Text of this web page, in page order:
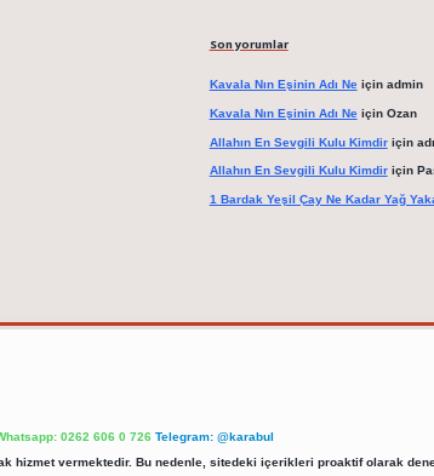
Son yorumlar
Kavala Nın Eşinin Adı Neiçin admin
Kavala Nın Eşinin Adı Neiçin Ozan
Allahın En Sevgili Kulu Kimdiriçin
Allahın En Sevgili Kulu Kimdiriçin
1 Bardak Yeşil Çay Ne Kadar Yağ
0262 606 0 726 Telegram: @karabul
hizmet vermektedir. Bu nedenle, sitedeki içerikleri proaktif olarak